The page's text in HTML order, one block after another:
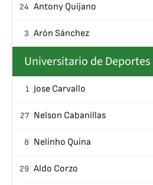
24 Antony Quijano
3 Arón Sánchez
Universitario de Deportes
1 Jose Carvallo
27 Nelson Cabanillas
8 Nelinho Quina
29 Aldo Corzo